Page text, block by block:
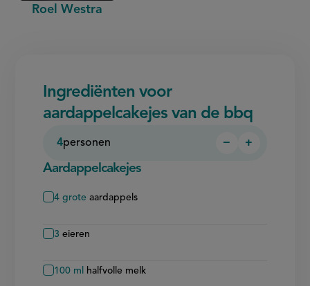
Roel Westra
Ingrediënten voor
aardappelcakejes van de bbq
4personen
Persoon
−
Persoon
+
Aardappelcakejes
4 grote aardappels
3 eieren
100 ml halfvolle melk